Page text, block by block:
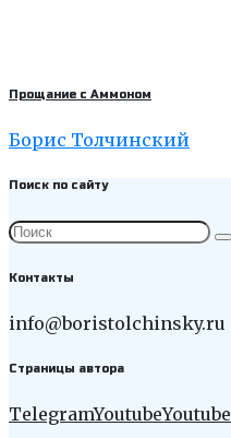
Прощание с Аммоном
Борис Толчинский
Поиск по сайту
Контакты
info@boristolchinsky.ru
Страницы автора
TelegramYoutubeYoutube